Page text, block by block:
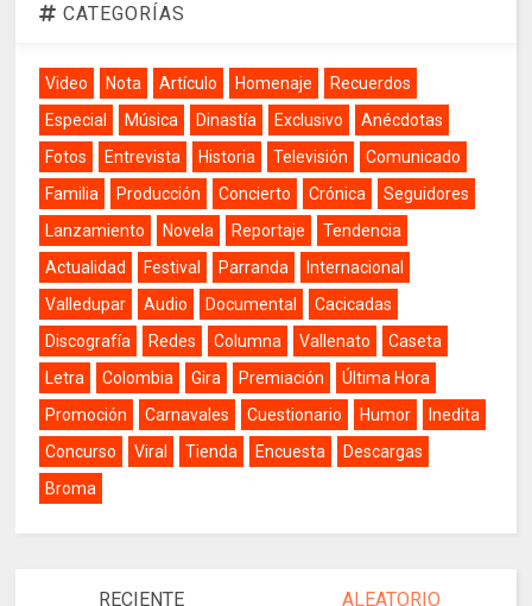
CATEGORÍAS
Video Nota Artículo Homenaje
Recuerdos
Especial
Música Dinastía Exclusivo
Anécdotas
Fotos
Entrevista Historia Televisión
Comunicado
Familia
Producción Concierto Crónica
Seguidores
Lanzamiento
Novela Reportaje
Tendencia
Actualidad
Festival Parranda
Internacional
Valledupar
Audio Documental
Cacicadas
Discografía
Redes Columna Vallenato
Caseta
Letra
Colombia Gira Premiación
Última Hora
Promoción
Carnavales Cuestionario Humor
Inedita
Concurso
Viral Tienda Encuesta
Descargas
Broma
RECIENTE ALEATORIO